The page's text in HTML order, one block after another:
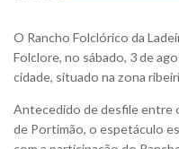
O Rancho Folclórico da
Folclore, no sábado, 3 de
cidade, situado na zona
Antecedido de desfile entre
de Portimão, o espetáculo